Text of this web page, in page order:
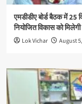
एमडीडीए बोर्ड बैठक में 25
नियोजित विकास को मिलेगी
Lok Vichar August